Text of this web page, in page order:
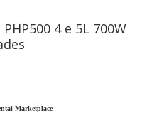
4 e 5L 700W
Marketplace